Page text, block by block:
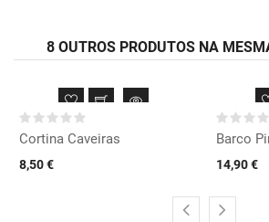
8 OUTROS PRODUTOS NA
Cortina Caveiras
8,50 €
Barco
14,90 €